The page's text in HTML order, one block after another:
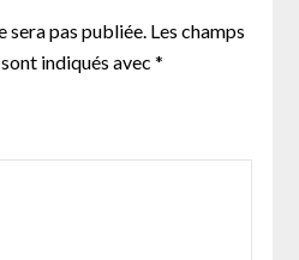
sera pas publiée. Les champs
indiqués avec *